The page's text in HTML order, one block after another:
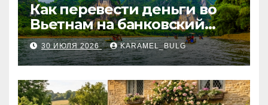
Как перевести деньги во
Вьетнам на банковский
счёт: VietcomBank, BIDV,
Techcombank и другие
банки
30 ИЮЛЯ 2026 KARAMEL_BULG